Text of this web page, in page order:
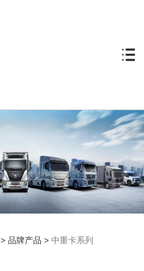
>品牌产品 >中重卡系列